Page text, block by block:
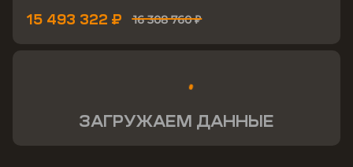
16 308 760 ₽
15 493 322 ₽
ЗАГРУЖАЕМ ДАННЫЕ